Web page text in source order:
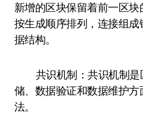
新增的区块保留着前一区
按生成顺序排列，连接组
据结构。
共识机制：共识机制
储、数据验证和数据维护
法。